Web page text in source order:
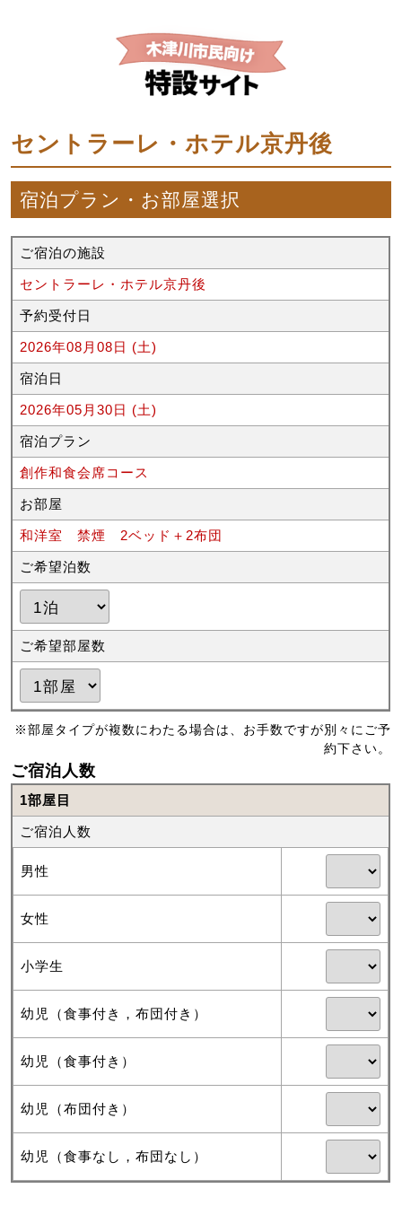
セントラーレ・ホテル京丹後
宿泊プラン・お部屋選択
ご宿泊の施設
セントラーレ・ホテル京丹後
予約受付日
2026年08月08日 (土)
宿泊日
2026年05月30日 (土)
宿泊プラン
創作和食会席コース
お部屋
和洋室 禁煙 2ベッド＋2布団
ご希望泊数
ご希望部屋数
※部屋タイプが複数にわたる場合は、お手数ですが別々にご予
約下さい。
ご宿泊人数
1部屋目
ご宿泊人数
男性
女性
小学生
幼児（食事付き，布団付き）
幼児（食事付き）
幼児（布団付き）
幼児（食事なし，布団なし）